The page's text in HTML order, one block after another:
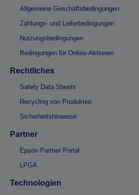
Allgemeine Geschäftsbedingungen
Zahlungs- und Lieferbedingungen
Nutzungsbedingungen
Bedingungen für Online-Aktionen
Rechtliches
Safety Data Sheets
Recycling von Produkten
Sicherheitshinweise
Partner
Epson Partner Portal
LPGA
Technologien